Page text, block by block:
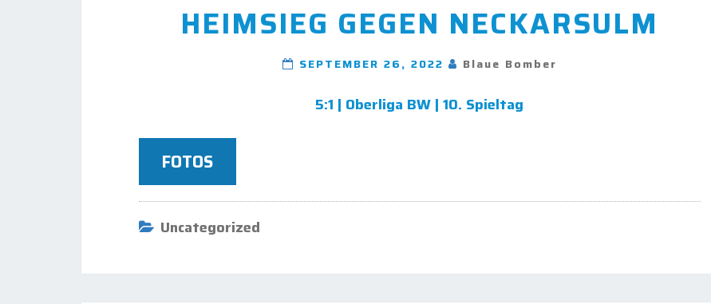
GEGEN
NECKARSULM
HEIMSIEG GEGEN NECKARSULM
SEPTEMBER 26, 2022 Blaue Bomber
5:1 | Oberliga BW | 10. Spieltag
FOTOS
Uncategorized